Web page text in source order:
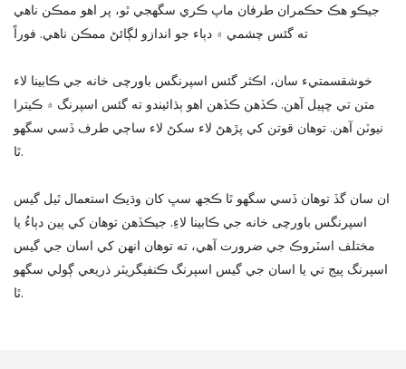
جيڪو هڪ حڪمران طرفان ماپ ڪري سگهجي ٿو، پر اهو ممڪن ناهي
ته گئس چشمي ۾ دٻاء جو اندازو لڳائڻ ممڪن ناهي. فوراً
خوشقسمتيء سان، اڪثر گئس اسپرنگس باورچی خانه جي ڪابينا لاء
متن تي ڇپيل آهن. ڪڏهن ڪڏهن اهو ٻڌائيندو ته گئس اسپرنگ ۾ ڪيترا
نيوٽن آهن. توهان قوتن کي پڙهڻ لاء سکڻ لاء ساڄي طرف ڏسي سگهو
ٿا.
ان سان گڏ توهان ڏسي سگهو ٿا ڪجھ سڀ کان وڌيڪ استعمال ٿيل گيس
اسپرنگس باورچی خانه جي ڪابينا لاءِ. جيڪڏهن توهان کي ٻين دٻاءُ يا
مختلف اسٽروڪ جي ضرورت آهي، ته توهان انهن کي اسان جي گيس
اسپرنگ پيج تي يا اسان جي گيس اسپرنگ ڪنفيگريٽر ذريعي ڳولي سگهو
ٿا.